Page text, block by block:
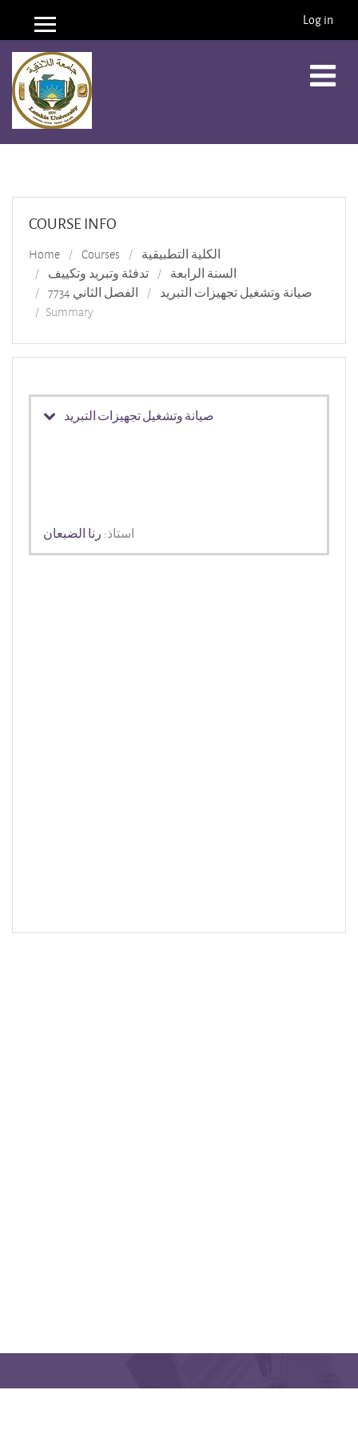
Skip to main content
Side panel Log in
COURSE INFO
Home Courses
الكلية التطبيقية
تدفئة وتبريد وتكييف
السنة الرابعة
الفصل الثاني 7734
صيانة وتشغيل تجهيزات التبريد
Summary
صيانة وتشغيل تجهيزات التبريد
استاذ: رنا الضبعان